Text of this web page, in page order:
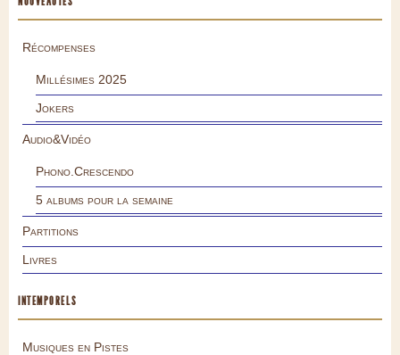
Récompenses
Millésimes 2025
Jokers
Audio&Vidéo
Phono.Crescendo
5 albums pour la semaine
Partitions
Livres
INTEMPORELS
Musiques en Pistes